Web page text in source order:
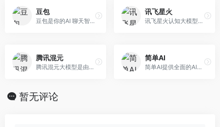
豆包
豆包是你的AI 聊天智能对话问答助手，写作文案翻译情感陪伴编程全能工具。豆包为你答疑解惑，提供灵感，辅助创作，也可以和你畅聊任何你感兴趣的话题。
讯飞星火
讯飞星火认知大模型，是由科大讯飞推出的新一代认知智能大模型，拥有跨领域的知识和语言理解能力，能够基于自然对话方式理解与执行任务，提供语言理解、知识问答、逻辑推理、数学题解答、代码理解与编写等多种能力。
腾讯混元
腾讯混元大模型是由腾讯研发的大语言模型，具备跨领域知识和自然语言理解能力，实现基于人机自然语言对话的方式，理解用户指令并执行任务，帮助用户实现人获取信息，知识和灵感。
简单AI
简单AI提供全面的AI社区服务，包括AI作图、文生图prompt社区、AI文案、AI头像、AI素材、AI设计等。以“快人一步，轻松玩转AI” 为理念，致力于让每一个用户都能便捷地使用和理解人工智能。
暂无评论